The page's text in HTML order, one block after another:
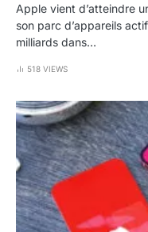
Apple vient d’atteindre
son parc d’appareils
milliards dans…
518 VIEWS